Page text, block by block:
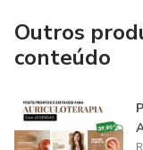
Outros
conteúdo